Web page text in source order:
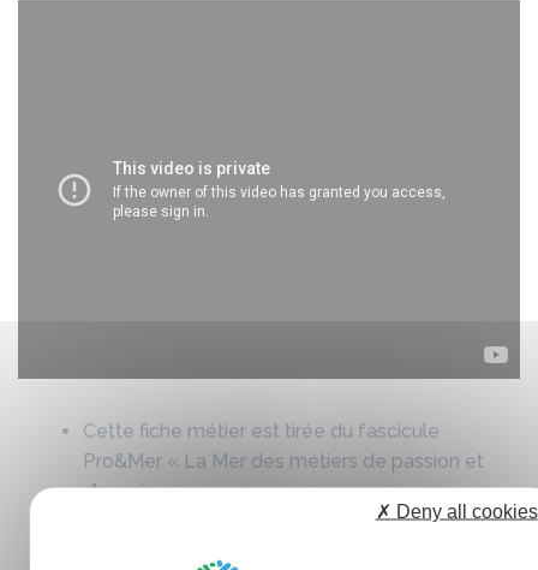
Cette fiche métier est tirée du fascicule
Pro&Mer « La Mer des métiers de passion et
d’avenir ».
✗ Deny all cookies